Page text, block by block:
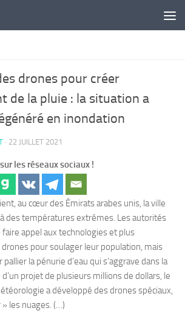
drones pour créer
de la pluie : la situation a
en inondation
· 22 JUILLET 2021
les réseaux sociaux !
au cœur des Émirats arabes unis, la ville
des températures extrêmes. Les autorités
faire appel aux technologies et plus
pour soulager leur population, mais
la pénurie d’eau qui s’aggrave dans la
projet de plusieurs millions de dollars, le
a développé des drones spéciaux,
les nuages. (…)